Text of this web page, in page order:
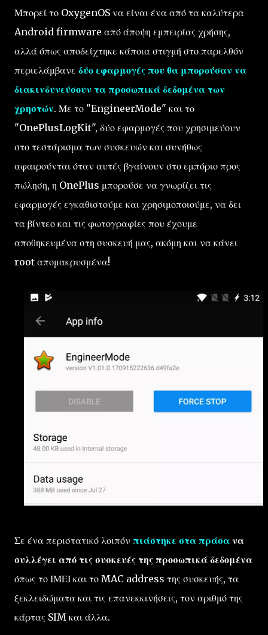
Μπορεί το OxygenOS να είναι ένα από τα καλύτερα
Android firmware από άποψη εμπειρίας χρήσης,
αλλά όπως αποδείχτηκε κάποια στιγμή στο παρελθόν
περιελάμβανε δύο εφαρμογές που θα μπορούσαν να
διακινδυνεύσουν τα προσωπικά δεδομένα των
χρηστών. Με το "EngineerMode" και το
"OnePlusLogKit", δύο εφαρμογές που χρησιμεύουν
στο τεστάρισμα των συσκευών και συνήθως
αφαιρούνται όταν αυτές βγαίνουν στο εμπόριο προς
πώληση, η OnePlus μπορούσε να γνωρίζει τις
εφαρμογές εγκαθιστούμε και χρησιμοποιούμε, να δει
τα βίντεο και τις φωτογραφίες που έχουμε
αποθηκευμένα στη συσκευή μας, ακόμη και να κάνει
root απομακρυσμένα!
Σε ένα περιστατικό λοιπόν πιάστηκε στα πράσα να
συλλέγει από τις συσκευές της προσωπικά δεδομένα
όπως το ΙΜΕΙ και το MAC address της συσκευής, τα
ξεκλειδώματα και τις επανεκκινήσεις, τον αριθμό της
κάρτας SIM και άλλα.